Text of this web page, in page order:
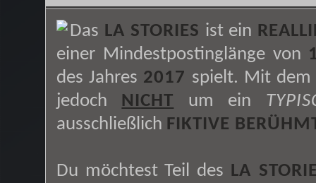
Das LA STORIES ist ein
einer Mindestpostinglänge von
des Jahres 2017 spielt. Mit
jedoch NICHT um ein
ausschließlich FIKTIVE
Du möchtest Teil des LA